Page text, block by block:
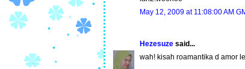
May 12, 2009 at 11:08:00 AM
Hezesuze said...
wah! kisah roamantika d amor